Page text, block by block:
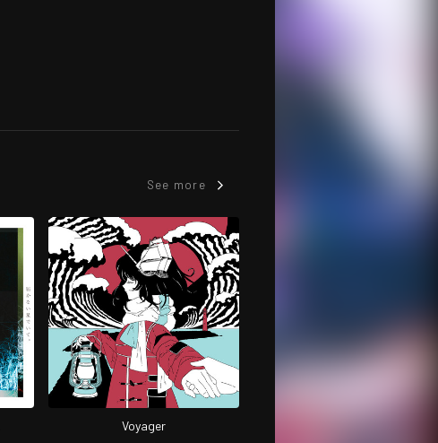
See more
Voyager